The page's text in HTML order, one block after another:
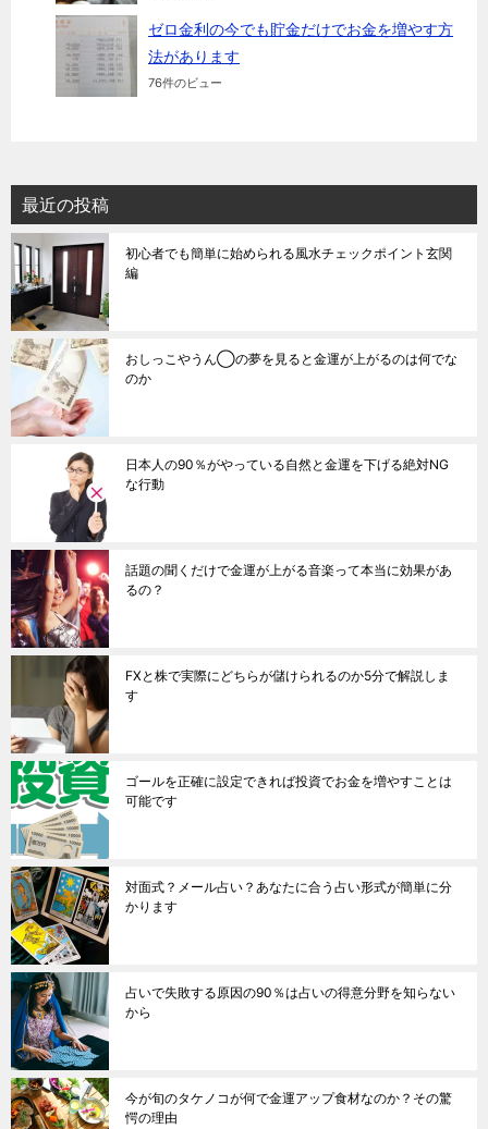
ゼロ金利の今でも貯金だけでお金を増やす方
法があります
76件のビュー
最近の投稿
初心者でも簡単に始められる風水チェックポイント玄関
編
おしっこやうん◯の夢を見ると金運が上がるのは何でな
のか
日本人の90％がやっている自然と金運を下げる絶対NG
な行動
話題の聞くだけで金運が上がる音楽って本当に効果があ
るの？
FXと株で実際にどちらが儲けられるのか5分で解説しま
す
ゴールを正確に設定できれば投資でお金を増やすことは
可能です
対面式？メール占い？あなたに合う占い形式が簡単に分
かります
占いで失敗する原因の90％は占いの得意分野を知らない
から
今が旬のタケノコが何で金運アップ食材なのか？その驚
愕の理由